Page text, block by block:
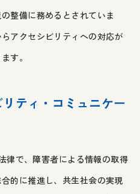
整備に務めるとされていま
アクセシビリティへの対応が
す。
ティ・コミュニケー
律で、障害者による情報の取得
的に推進し、共生社会の実現